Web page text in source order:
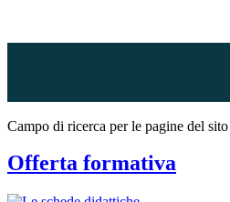
Campo di ricerca per le pagine del sito
Offerta formativa